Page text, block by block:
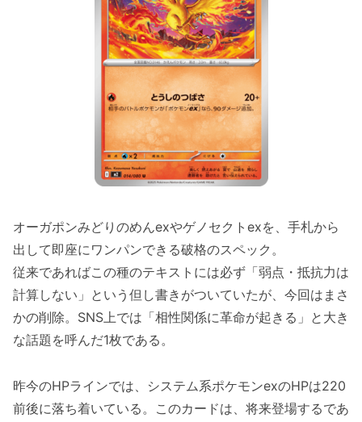
オーガポンみどりのめんexやゲノセクトexを、手札から
出して即座にワンパンできる破格のスペック。
従来であればこの種のテキストには必ず「弱点・抵抗力は
計算しない」という但し書きがついていたが、今回はまさ
かの削除。SNS上では「相性関係に革命が起きる」と大き
な話題を呼んだ1枚である。
昨今のHPラインでは、システム系ポケモンexのHPは220
前後に落ち着いている。このカードは、将来登場するであ